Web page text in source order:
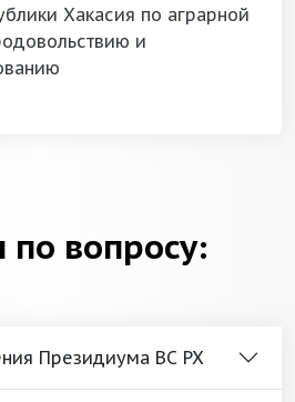
Хакасия по аграрной
и
вопросу:
Президиума ВС РХ